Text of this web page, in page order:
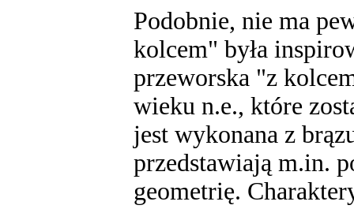
Podobnie, nie ma
kolcem" była
przeworska "z
wieku n.e., które
jest wykonana z
przedstawiają m.in.
geometrię.